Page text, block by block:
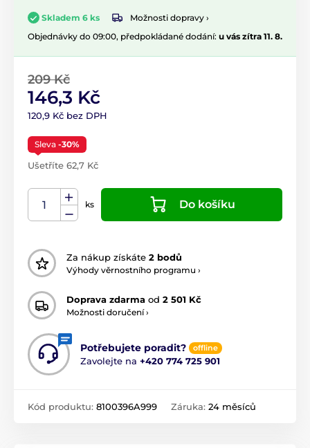
Skladem 6 ks
Možnosti dopravy ›
Objednávky do 09:00, předpokládané dodání: u vás zítra 11. 8.
209 Kč
146,3 Kč
120,9 Kč bez DPH
Sleva -30%
Ušetříte 62,7 Kč
ks Do košíku
Za nákup získáte 2 bodů
Výhody věrnostního programu ›
Doprava zdarma od 2 501 Kč
Možnosti doručení ›
Potřebujete poradit? offline
Zavolejte na +420 774 725 901
Kód produktu: 8100396A999 Záruka: 24 měsíců